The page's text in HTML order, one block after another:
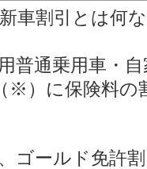
車割引とは何
普通乗用車・
※）に保険料の
ゴールド免許